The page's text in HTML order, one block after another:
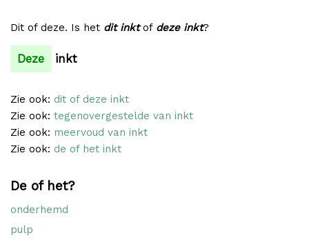
Dit of deze. Is het dit inktof deze inkt?
Deze inkt
Zie ook: dit of deze inkt
Zie ook: tegenovergestelde van inkt
Zie ook: meervoud van inkt
Zie ook: de of het inkt
De of het?
onderhemd
pulp